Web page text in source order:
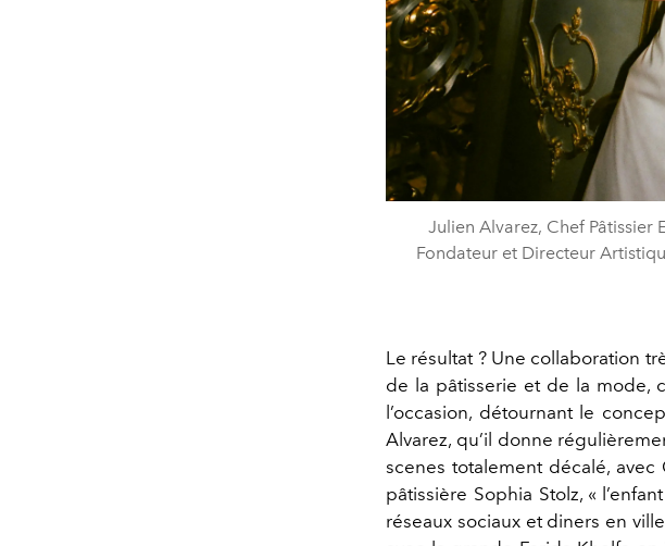
Julien Alvarez, Chef Pâtissier
Fondateur et Directeur
Le résultat ? Une collaboration
de la pâtisserie et de la mode,
l’occasion, détournant le
Alvarez, qu’il donne
scenes totalement décalé, avec
pâtissière Sophia Stolz, «
réseaux sociaux et diners en